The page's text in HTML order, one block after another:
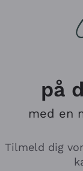
på
med en
Tilmeld dig